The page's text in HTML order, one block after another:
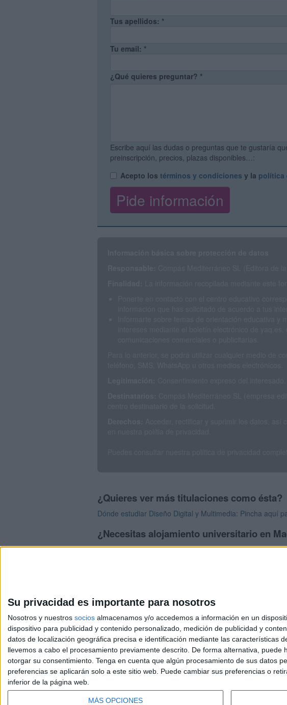
Su privacidad es importante para nosotros
Nosotros y nuestros socios almacenamos y/o accedemos a información en un
dispositivo para publicidad y contenido personalizado, medición de publicidad y
datos de localización geográfica precisa e identificación mediante las características
llevemos a cabo el procesamiento previamente descrito. De forma alternativa,
otorgar su consentimiento. Tenga en cuenta que algún procesamiento de sus datos
preferencias se aplicarán solo a este sitio web. Puede cambiar sus preferencias o
inferior de la página web.
MÁS OPCIONES
Tus apellidos: *
Tu email: *
¿Qué quieres preguntar? *
Escribe aquí las dudas o preguntas que te gustaría
preinscripción, precios, plazas disponibles…:
Acepto los términos y condiciones y la política
¿Quieres ver más titulaciones como ésta?
Dónde estudiar Diseño Digital y Multimedia: Pincha aquí
¿Necesitas alojamiento universitario en
>> Residencias de estudiantes y colegios mayores en
Aviso legal|Politica
© 2003-2026Compás Mediterráneo